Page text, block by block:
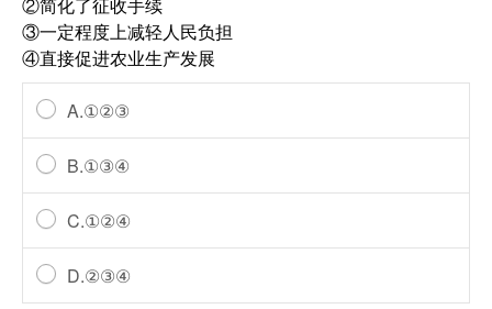
③一定程度上减轻人民负担
④直接促进农业生产发展
A.①②③
B.①③④
C.①②④
D.②③④